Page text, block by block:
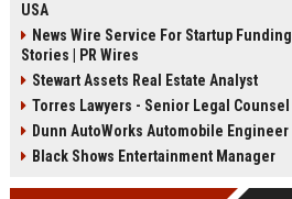
USA
News Wire Service For Startup Funding
Stories | PR Wires
Stewart Assets Real Estate Analyst
Torres Lawyers - Senior Legal Counsel
Dunn AutoWorks Automobile Engineer
Black Shows Entertainment Manager